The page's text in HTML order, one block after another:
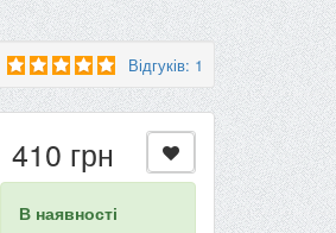
Відгуків: 1
410 грн
В наявності